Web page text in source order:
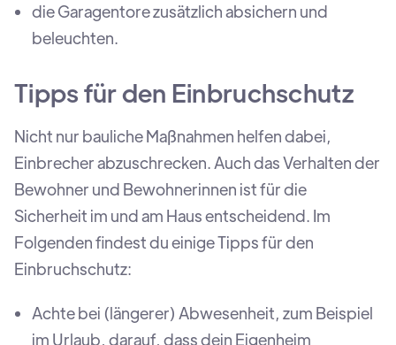
die Garagentore zusätzlich absichern und
beleuchten.
Tipps für den Einbruchschutz
Nicht nur bauliche Maßnahmen helfen dabei,
Einbrecher abzuschrecken. Auch das Verhalten der
Bewohner und Bewohnerinnen ist für die
Sicherheit im und am Haus entscheidend. Im
Folgenden findest du einige Tipps für den
Einbruchschutz:
Achte bei (längerer) Abwesenheit, zum Beispiel
im Urlaub, darauf, dass dein Eigenheim